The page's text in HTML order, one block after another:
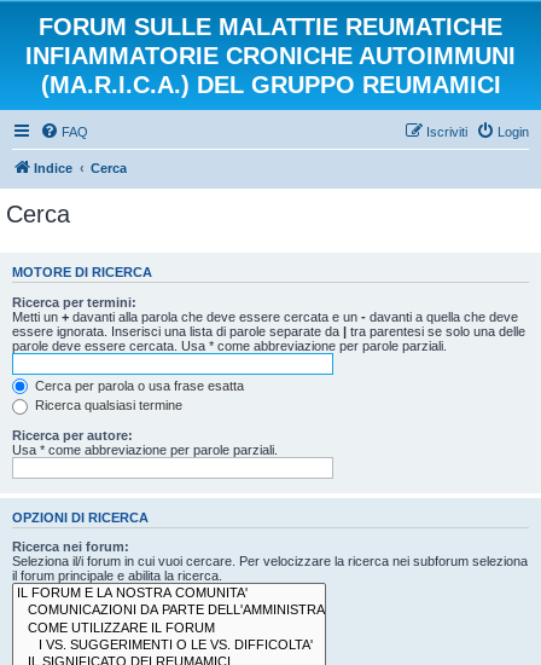
FORUM SULLE MALATTIE REUMATICHE
INFIAMMATORIE CRONICHE AUTOIMMUNI
(MA.R.I.C.A.) DEL GRUPPO REUMAMICI
FAQ Login
Iscriviti
Indice Cerca
Cerca
MOTORE DI RICERCA
Ricerca per termini:
Metti un + davanti alla parola che deve essere cercata e un - davanti a quella che deve
essere ignorata. Inserisci una lista di parole separate da | tra parentesi se solo una delle
parole deve essere cercata. Usa * come abbreviazione per parole parziali.
Cerca per parola o usa frase esatta
Ricerca qualsiasi termine
Ricerca per autore:
Usa * come abbreviazione per parole parziali.
OPZIONI DI RICERCA
Ricerca nei forum:
Seleziona il/i forum in cui vuoi cercare. Per velocizzare la ricerca nei subforum seleziona
il forum principale e abilita la ricerca.